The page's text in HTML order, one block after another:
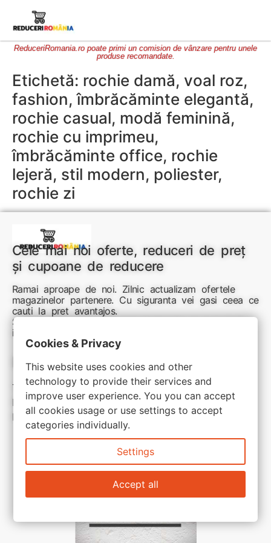
ReduceriRomania.ro poate primi un comision de vânzare pentru unele
produse recomandate.
Etichetă: rochie damă, voal roz,
fashion, îmbrăcăminte elegantă,
rochie casual, modă feminină,
rochie cu imprimeu,
îmbrăcăminte office, rochie
lejeră, stil modern, poliester,
rochie zi
Cele mai noi oferte, reduceri de preț
și cupoane de reducere
Ramai aproape de noi. Zilnic actualizam ofertele
magazinelor partenere. Cu siguranta vei gasi ceea ce
cauti la pret avantajos.
Sunteti aici pentru reduceri inteligente si cumpărături
inspirate
Link-uri utile:
Termeni si conditii
Politica de confidentialitate
Politica de cookie
Cookies & Privacy
This website uses cookies and other
technology to provide their services and
improve user experience. You you can accept
all cookies usage or use settings to accept
categories individually.
Settings
Accept all